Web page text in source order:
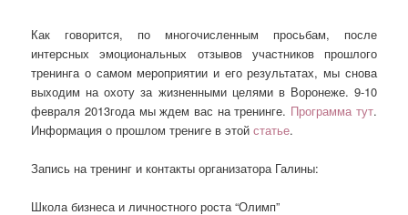
Как говорится, по многочисленным просьбам, после
интерсных эмоциональных отзывов участников прошлого
тренинга о самом мероприятии и его результатах, мы снова
выходим на охоту за жизненными целями в Воронеже. 9-10
февраля 2013года мы ждем вас на тренинге. Программа тут.
Информация о прошлом трениге в этойстатье.
Запись на тренинг и контакты организатора Галины:
Школа бизнеса и личностного роста “Олимп”